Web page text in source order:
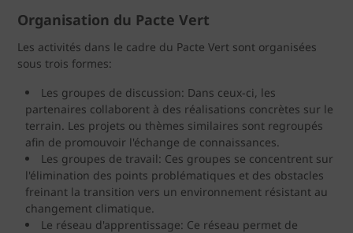
Organisation du Pacte Vert
Les activités dans le cadre du Pacte Vert sont organisées
sous trois formes:
Les groupes de discussion: Dans ceux-ci, les
partenaires collaborent à des réalisations concrètes sur le
terrain. Les projets ou thèmes similaires sont regroupés
afin de promouvoir l'échange de connaissances.
Les groupes de travail: Ces groupes se concentrent sur
l'élimination des points problématiques et des obstacles
freinant la transition vers un environnement résistant au
changement climatique.
Le réseau d'apprentissage: Ce réseau permet de